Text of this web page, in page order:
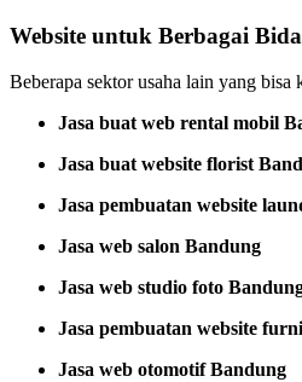
Website untuk Berbagai
Beberapa sektor usaha lain yang bisa
Jasa buat web rental mobil
Jasa buat website florist
Jasa pembuatan website
Jasa web salon Bandung
Jasa web studio foto
Jasa pembuatan website
Jasa web otomotif Bandung